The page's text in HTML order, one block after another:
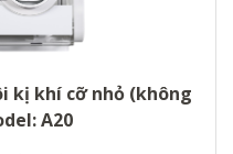
kị khí cỡ nhỏ (không
A20